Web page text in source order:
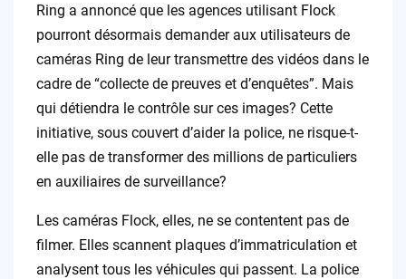
Ring a annoncé que les agences utilisant Flock
pourront désormais demander aux utilisateurs de
caméras Ring de leur transmettre des vidéos dans le
cadre de “collecte de preuves et d’enquêtes”. Mais
qui détiendra le contrôle sur ces images? Cette
initiative, sous couvert d’aider la police, ne risque-t-
elle pas de transformer des millions de particuliers
en auxiliaires de surveillance?
Les caméras Flock, elles, ne se contentent pas de
filmer. Elles scannent plaques d’immatriculation et
analysent tous les véhicules qui passent. La police